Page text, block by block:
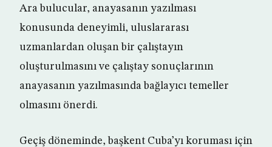
Ara bulucular, anayasanın yazılması
konusunda deneyimli, uluslararası
uzmanlardan oluşan bir çalıştayın
oluşturulmasını ve çalıştay sonuçlarının
anayasanın yazılmasında bağlayıcı temeller
olmasını önerdi.
Geçiş döneminde, başkent Cuba’yı koruması için